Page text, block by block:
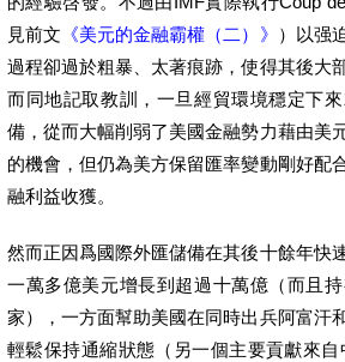
見前文 《美元的金融霸權（二）》 ）以强
過程卻過於粗暴、太著痕跡，使得其後大
而同地記取教訓，一旦經貿環境穩定下
備，從而大幅削弱了美國金融勢力藉由美
的機會，但仍為美方保留匯率變動剛好配
融利益收獲。
然而正因爲國際外匯儲備在其後十餘年快
一萬多億美元增長到超過十萬億（而且
家），一方面幫助美國在同時出兵阿富汗
輕鬆保持通縮狀態（另一個主要貢獻來